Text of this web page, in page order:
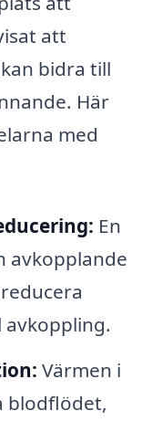
att
bidra till
Här
med
En
avkopplande
avkoppling.
Värmen i
blodflödet,